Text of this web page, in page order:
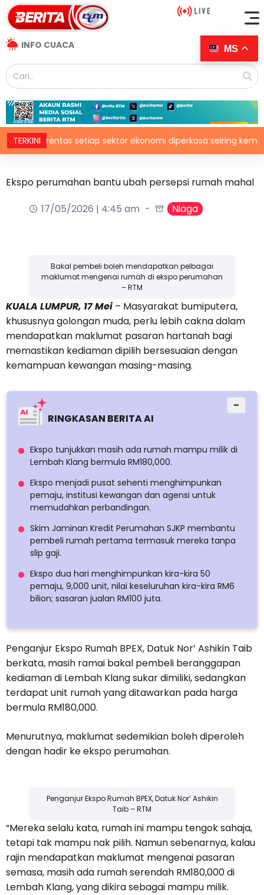
INFO CUACA
TERKINI
rentas setiap sektor ekonomi diperkasa seiring kemajuan
Ekspo perumahan bantu ubah persepsi rumah mahal
17/05/2026 | 4:45 am
Niaga
Bakal pembeli boleh mendapatkan pelbagai
maklumat mengenai rumah di ekspo perumahan
– RTM
KUALA LUMPUR, 17 Mei– Masyarakat bumiputera,
khususnya golongan muda, perlu lebih cakna dalam
mendapatkan maklumat pasaran hartanah bagi
memastikan kediaman dipilih bersesuaian dengan
kemampuan kewangan masing-masing.
RINGKASAN BERITA AI
−
Ekspo tunjukkan masih ada rumah mampu milik di
Lembah Klang bermula RM180,000.
Ekspo menjadi pusat sehenti menghimpunkan
pemaju, institusi kewangan dan agensi untuk
memudahkan perbandingan.
Skim Jaminan Kredit Perumahan SJKP membantu
pembeli rumah pertama termasuk mereka tanpa
slip gaji.
Ekspo dua hari menghimpunkan kira-kira 50
pemaju, 9,000 unit, nilai keseluruhan kira-kira RM6
bilion; sasaran jualan RM100 juta.
Penganjur Ekspo Rumah BPEX, Datuk Nor’ Ashikin Taib
berkata, masih ramai bakal pembeli beranggapan
kediaman di Lembah Klang sukar dimiliki, sedangkan
terdapat unit rumah yang ditawarkan pada harga
bermula RM180,000.
Menurutnya, maklumat sedemikian boleh diperoleh
dengan hadir ke ekspo perumahan.
Penganjur Ekspo Rumah BPEX, Datuk Nor’ Ashikin
Taib – RTM
“Mereka selalu kata, rumah ini mampu tengok sahaja,
tetapi tak mampu nak pilih. Namun sebenarnya, kalau
rajin mendapatkan maklumat mengenai pasaran
semasa, masih ada rumah serendah RM180,000 di
Lembah Klang, yang dikira sebagai mampu milik.
MS